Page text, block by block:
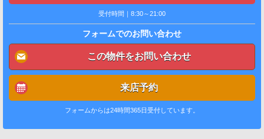
受付時間｜8:30～21:00
フォームでのお問い合わせ
この物件をお問い合わせ
来店予約
フォームからは24時間365日受付しています。